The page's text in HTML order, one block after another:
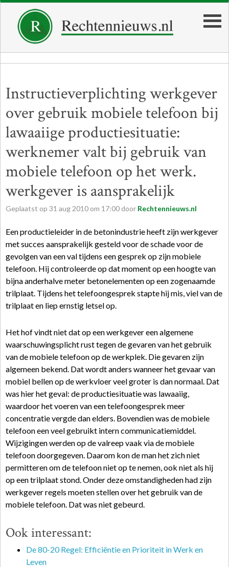
Instructieverplichting werkgever
over gebruik mobiele telefoon bij
lawaaiige productiesituatie:
werknemer valt bij gebruik van
mobiele telefoon op het werk.
werkgever is aansprakelijk
Geplaatst op 31 aug 2010 om 17:00 door Rechtennieuws.nl
Een productieleider in de betonindustrie heeft zijn werkgever
met succes aansprakelijk gesteld voor de schade voor de
gevolgen van een val tijdens een gesprek op zijn mobiele
telefoon. Hij controleerde op dat moment op een hoogte van
bijna anderhalve meter betonelementen op een zogenaamde
trilplaat. Tijdens het telefoongesprek stapte hij mis, viel van de
trilplaat en liep ernstig letsel op.
Het hof vindt niet dat op een werkgever een algemene
waarschuwingsplicht rust tegen de gevaren van het gebruik
van de mobiele telefoon op de werkplek. Die gevaren zijn
algemeen bekend. Dat wordt anders wanneer het gevaar van
mobiel bellen op de werkvloer veel groter is dan normaal. Dat
was hier het geval: de productiesituatie was lawaaiig,
waardoor het voeren van een telefoongesprek meer
concentratie vergde dan elders. Bovendien was de mobiele
telefoon een veel gebruikt intern communicatiemiddel.
Wijzigingen werden op de valreep vaak via de mobiele
telefoon doorgegeven. Daarom kon de man het zich niet
permitteren om de telefoon niet op te nemen, ook niet als hij
op een trilplaat stond. Onder deze omstandigheden had zijn
werkgever regels moeten stellen over het gebruik van de
mobiele telefoon. Dat was niet gebeurd.
Ook interessant:
De 80-20 Regel: Efficiëntie en Prioriteit in Werk en
Leven